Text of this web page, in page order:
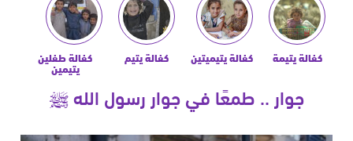
كفالة يتيمة كفالة يتيميتين كفالة يتيم كفالة طفلين
يتيمين
جوار .. طمعًا في جوار رسول الله ﷺ